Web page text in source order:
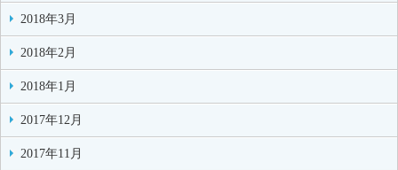
2018年3月
2018年2月
2018年1月
2017年12月
2017年11月